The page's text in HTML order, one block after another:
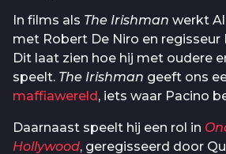
In films als The Irishman werkt
met Robert De Niro en regisseur
Dit laat zien hoe hij met oudere
speelt. The Irishman geeft ons
maffiawereld, iets waar Pacino
Daarnaast speelt hij een rol in
Hollywood, geregisseerd door